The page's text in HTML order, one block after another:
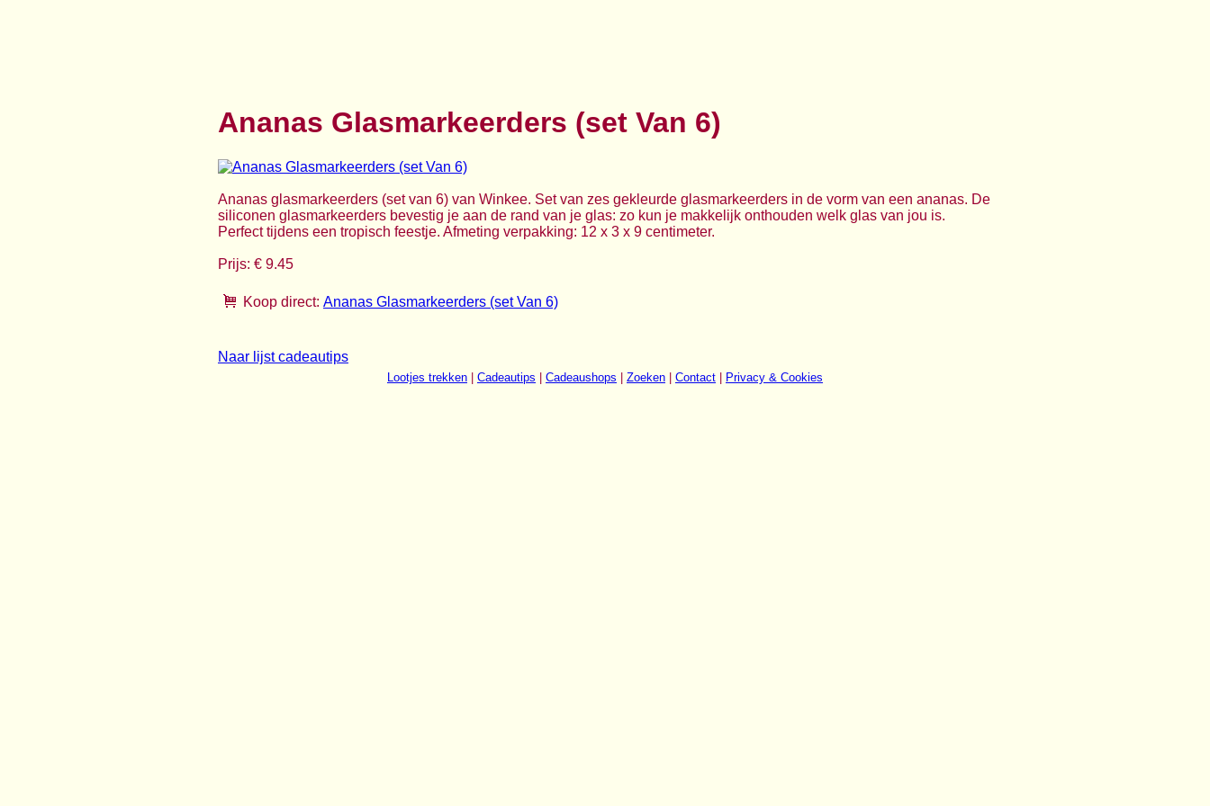
Ananas Glasmarkeerders (set Van 6)
Ananas glasmarkeerders (set van 6) van Winkee. Set van zes gekleurde glasmarkeerders in de vorm van een ananas. De
siliconen glasmarkeerders bevestig je aan de rand van je glas: zo kun je makkelijk onthouden welk glas van jou is.
Perfect tijdens een tropisch feestje. Afmeting verpakking: 12 x 3 x 9 centimeter.
Prijs: € 9.45
Koop direct: Ananas Glasmarkeerders (set Van 6)
Naar lijst cadeautips
Lootjes trekken Cadeautips Cadeaushops Zoeken Contact Privacy & Cookies